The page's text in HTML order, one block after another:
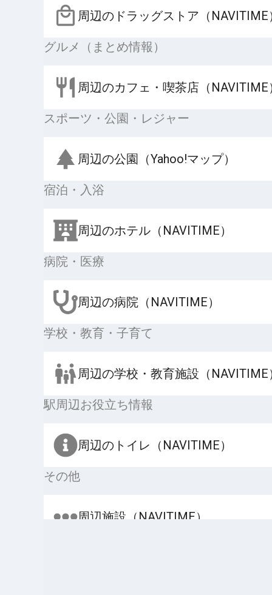
周辺のドラッグストア（NAVITIME
グルメ（まとめ情報）
周辺のカフェ・喫茶店（NAVITIME
スポーツ・公園・レジャー
周辺の公園（Yahoo!マップ）
宿泊・入浴
周辺のホテル（NAVITIME）
病院・医療
周辺の病院（NAVITIME）
学校・教育・子育て
周辺の学校・教育施設（NAVITIME
駅周辺お役立ち情報
周辺のトイレ（NAVITIME）
その他
周辺施設（NAVITIME）